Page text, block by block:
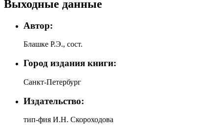
Выходные данные
Автор:
Блашке Р.Э., сост.
Город издания книги:
Санкт-Петербург
Издательство:
тип-фия И.Н. Скороходова